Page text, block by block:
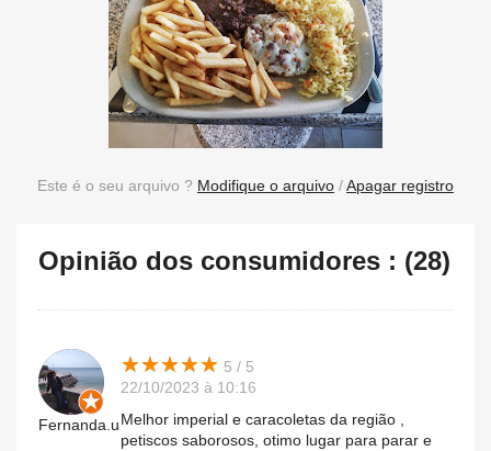
Este é o seu arquivo ? Modifique o arquivo /Apagar registro
Opinião dos consumidores : (28)
Fernanda.u
★★★★★
★★★★★ 5 / 5
22/10/2023 à 10:16
Melhor imperial e caracoletas da região ,
petiscos saborosos, otimo lugar para parar e